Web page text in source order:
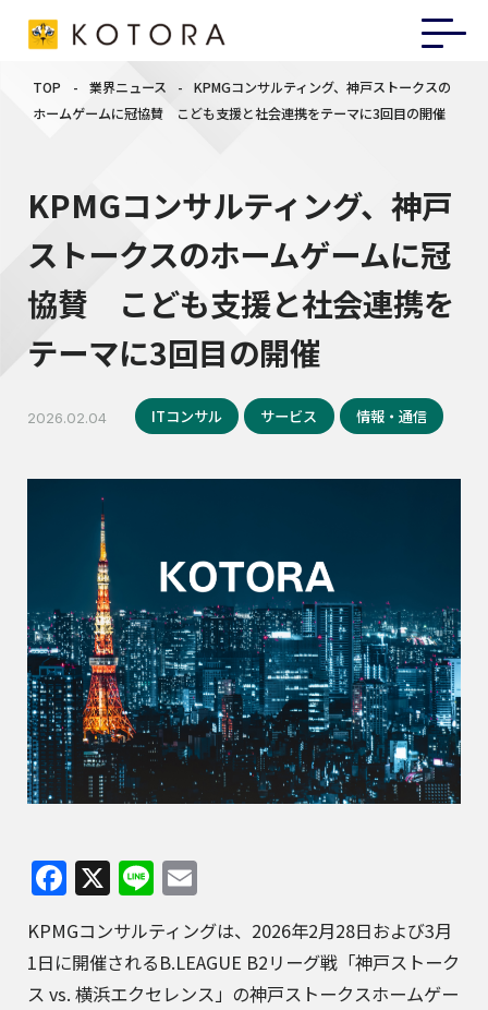
TOP - 業界ニュース -
KPMGコンサルティング、神戸ストークスの
ホームゲームに冠協賛 こども支援と社会連携をテーマに3回目の開催
KPMGコンサルティング、神戸
ストークスのホームゲームに冠
協賛 こども支援と社会連携を
テーマに3回目の開催
2026.02.04 ITコンサル サービス 情報・通信
Facebook
X Line
KPMGコンサルティングは、2026年2月28日および3月
1日に開催されるB.LEAGUE B2リーグ戦「神戸ストーク
ス vs. 横浜エクセレンス」の神戸ストークスホームゲー